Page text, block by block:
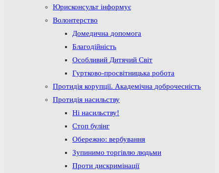
Юрисконсульт інформує
Волонтерство
Домедична допомога
Благодійність
Особливий Дитячий Світ
Гуртково-просвітницька робота
Протидія корупції. Академічна доброчесність
Протидія насильству
Ні насильству!
Стоп булінг
Обережно: вербування
Зупинимо торгівлю людьми
Проти дискримінації